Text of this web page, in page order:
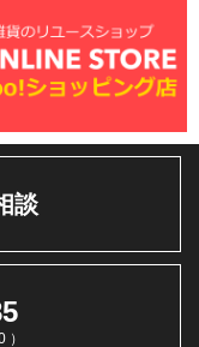
談